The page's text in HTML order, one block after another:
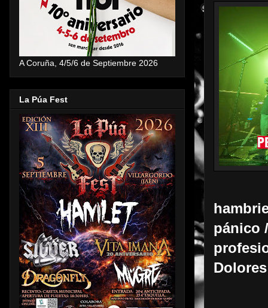
pánico
A Coruña, 4/5/6 de Septiembre 2026
La Púa Fest